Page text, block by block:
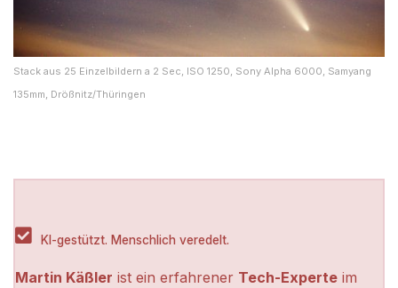
Stack aus 25 Einzelbildern a 2 Sec, ISO 1250, Sony Alpha 6000, Samyang
135mm, Drößnitz/Thüringen
KI-gestützt. Menschlich veredelt.
Martin Käßler ist ein erfahrener Tech-Experte im